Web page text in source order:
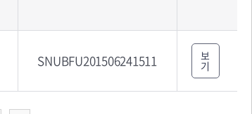
SNUBFU201506241511 보
기